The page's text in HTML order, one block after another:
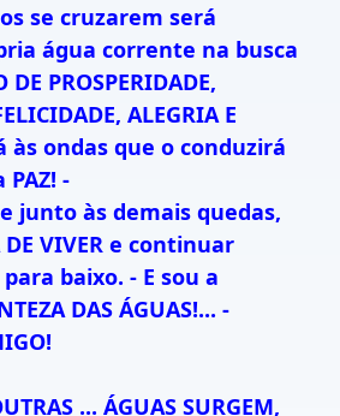
se cruzarem será
água corrente na busca
PROSPERIDADE,
ALEGRIA E
às ondas que o conduzirá
PAZ! -
junto às demais quedas,
DE VIVER e continuar
baixo. - E sou a
DAS ÁGUAS!... -
... ÁGUAS SURGEM,